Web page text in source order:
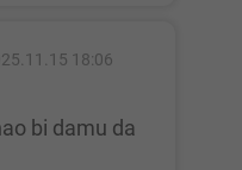
18:06